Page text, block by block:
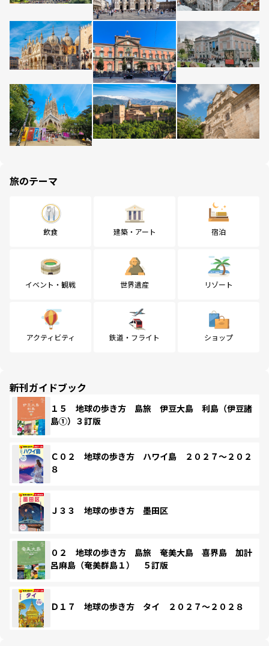
旅のテーマ
飲食 建築・アート 宿泊
イベント・観戦 世界遺産 リゾート
アクティビティ 鉄道・フライト ショップ
新刊ガイドブック
１５ 地球の歩き方 島旅 伊豆大島 利島（伊豆諸
島①）３訂版
Ｃ０２ 地球の歩き方 ハワイ島 ２０２７～２０２
８
Ｊ３３ 地球の歩き方 墨田区
０２ 地球の歩き方 島旅 奄美大島 喜界島 加計
呂麻島（奄美群島１） ５訂版
Ｄ１７ 地球の歩き方 タイ ２０２７～２０２８